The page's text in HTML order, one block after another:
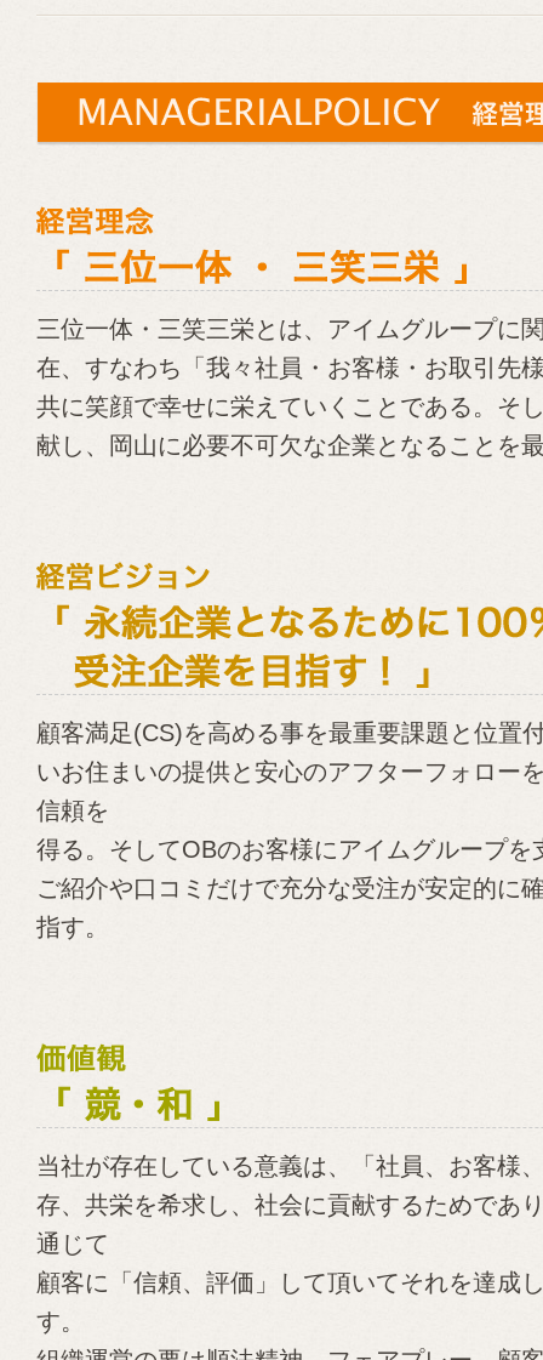
三位一体・三笑三栄とは、アイムグループに
在、すなわち「我々社員・お客様・お取引先
共に笑顔で幸せに栄えていくことである。そ
献し、岡山に必要不可欠な企業となることを
顧客満足(CS)を高める事を最重要課題と位置
いお住まいの提供と安心のアフターフォロー
信頼を
得る。そしてOBのお客様にアイムグループを
ご紹介や口コミだけで充分な受注が安定的に
指す。
当社が存在している意義は、「社員、お客様
存、共栄を希求し、社会に貢献するためであ
通じて
顧客に「信頼、評価」して頂いてそれを達成
す。